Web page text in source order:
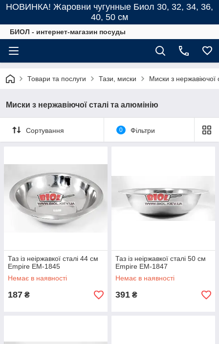
НОВИНКА! Жаровни чугунные Биол 30, 32, 34, 36,
40, 50 см
БИОЛ - интернет-магазин посуды
Товари та послуги Тази, миски Миски з нержавіючої
Миски з нержавіючої сталі та алюмінію
Сортування 0 Фільтри
Таз із неіржавкої сталі 44 см
Empire EM-1845
Немає в наявності
187 ₴
Таз із неіржавкої сталі 50 см
Empire EM-1847
Немає в наявності
391 ₴